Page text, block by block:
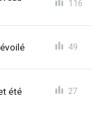
116
49
été 27